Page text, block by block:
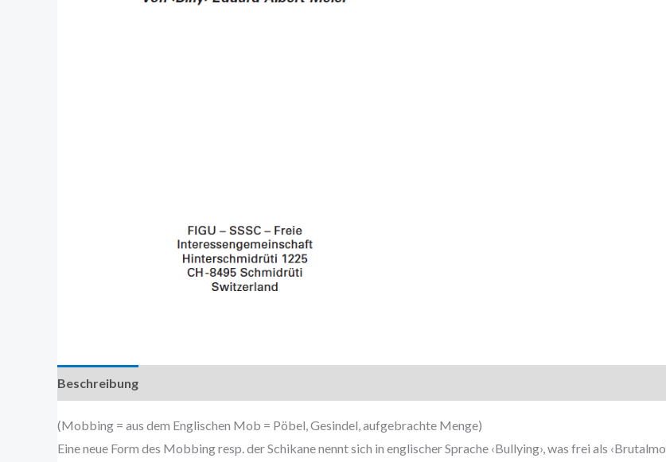
Beschreibung
(Mobbing = aus dem Englischen Mob = Pöbel, Gesindel, aufgebrachte Menge)
Eine neue Form des Mobbing resp. der Schikane nennt sich in englischer Sprache ‹Bullying›, was frei als